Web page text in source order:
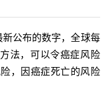
公布的数字，全球每
法，可以令癌症风险
，因癌症死亡的风险